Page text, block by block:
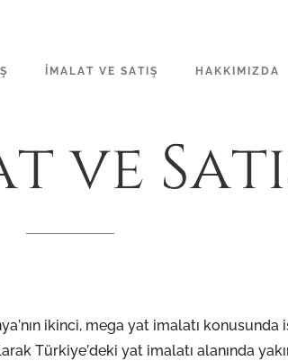
İMALAT VE SATIŞ HAKKIMIZDA
ve
ikinci, mega yat imalatı
Türkiye’deki yat imalatı alanında